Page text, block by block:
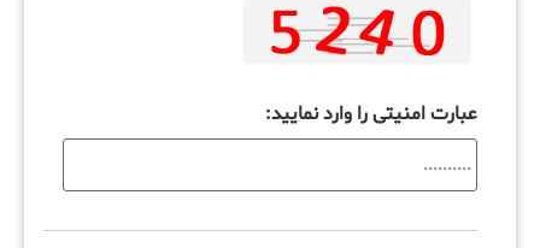
عبارت امنیتی را وارد نمایید: